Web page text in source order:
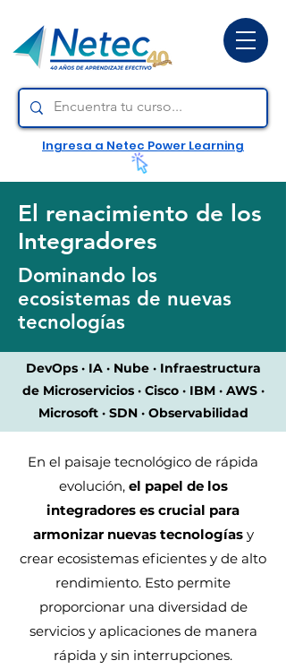
Ingresa a Netec Power Learning
El renacimiento de los
Integradores
Dominando los
ecosistemas de nuevas
tecnologías
DevOps · IA · Nube · Infraestructura
de Microservicios · Cisco · IBM · AWS ·
Microsoft · SDN · Observabilidad
​En el paisaje tecnológico de rápida
evolución, el papel de los
integradores es crucial para
armonizar nuevas tecnologíasy
crear ecosistemas eficientes y de alto
rendimiento. Esto permite
proporcionar una diversidad de
servicios y aplicaciones de manera
rápida y sin interrupciones.